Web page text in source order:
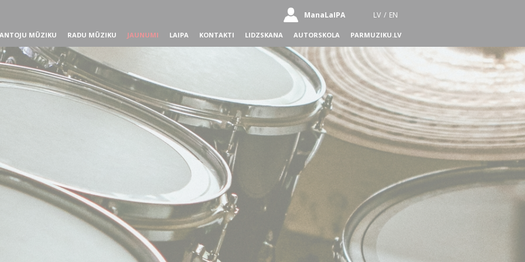
ManaLaIPA LV / EN
MŪZIKU RADU MŪZIKU JAUNUMI LAIPA KONTAKTI LIDZSKANA AUTORSKOLA PARMUZIKU.LV